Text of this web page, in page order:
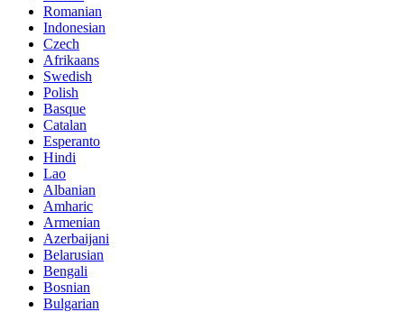
Romanian
Indonesian
Czech
Afrikaans
Swedish
Polish
Basque
Catalan
Esperanto
Hindi
Lao
Albanian
Amharic
Armenian
Azerbaijani
Belarusian
Bengali
Bosnian
Bulgarian